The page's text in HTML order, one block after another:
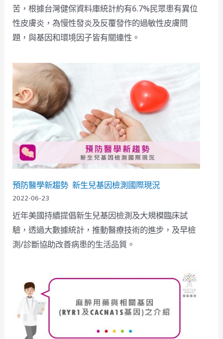
苦，根據台灣健保資料庫統計約有6.7%民眾患有異位
性皮膚炎，為慢性發炎及反覆發作的過敏性皮膚問
題，與基因和環境因子皆有關連性。
預防醫學新趨勢 新生兒基因檢測國際現況
2022-06-23
近年美國持續提倡新生兒基因檢測及大規模臨床試
驗，透過大數據統計，推動醫療技術的進步，及早檢
測/診斷協助改善病患的生活品質。